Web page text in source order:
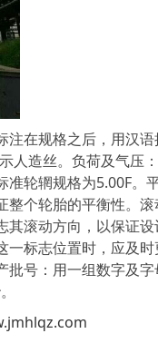
在规格之后，用汉
人造丝。负荷及气压
轮辋规格为5.00F
个轮胎的平衡性。
其滚动方向，以保证
标志位置时，应及
批号：用一组数字及